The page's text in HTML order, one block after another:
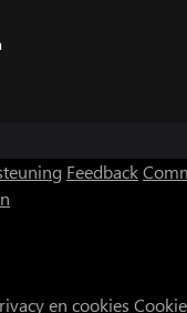
Feedback
en cookies